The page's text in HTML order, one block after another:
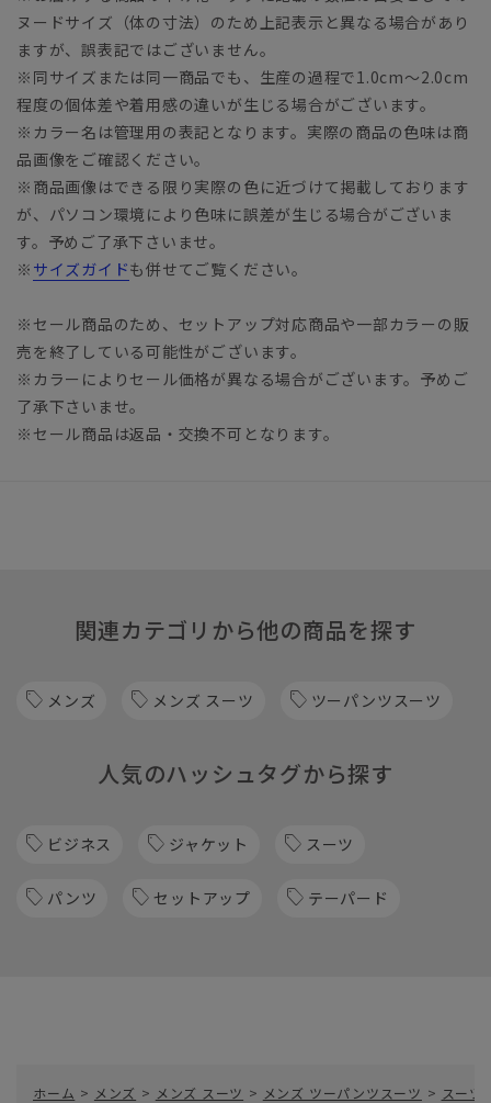
ヌードサイズ（体の寸法）のため上記表示と異なる場合があり
ますが、誤表記ではございません。
※同サイズまたは同一商品でも、生産の過程で1.0cm～2.0cm
程度の個体差や着用感の違いが生じる場合がございます。
※カラー名は管理用の表記となります。実際の商品の色味は商
品画像をご確認ください。
※商品画像はできる限り実際の色に近づけて掲載しております
が、パソコン環境により色味に誤差が生じる場合がございま
す。予めご了承下さいませ。
※ サイズガイドも併せてご覧ください。
※セール商品のため、セットアップ対応商品や一部カラーの販
売を終了している可能性がございます。
※カラーによりセール価格が異なる場合がございます。予めご
了承下さいませ。
※セール商品は返品・交換不可となります。
関連カテゴリから他の商品を探す
メンズ メンズ スーツ ツーパンツスーツ
人気のハッシュタグから探す
ビジネス ジャケット スーツ
パンツ セットアップ テーパード
ホーム > メンズ > メンズ スーツ > メンズ ツーパンツスーツ > スーツ